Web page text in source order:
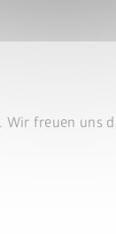
Wir freuen uns